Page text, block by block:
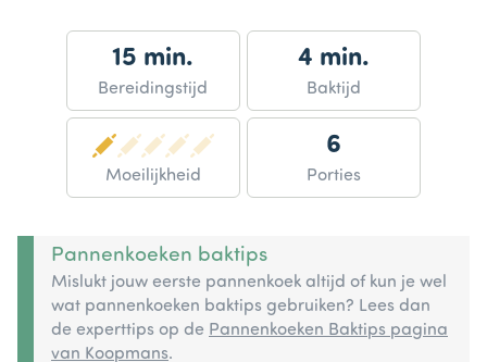
15 min.
Bereidingstijd
4 min.
Baktijd
Moeilijkheid
6
Porties
Pannenkoeken baktips
Mislukt jouw eerste pannenkoek altijd of kun je wel
wat pannenkoeken baktips gebruiken? Lees dan
de experttips op de Pannenkoeken Baktips pagina
van Koopmans.